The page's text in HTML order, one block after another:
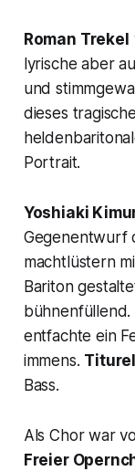
Roman Trekel
lyrische aber
und
dieses
Portrait.
Yoshiaki
Gegenentwurf
machtlüstern
Bariton
entfachte ein
immens. Titurel
Bass.
Als Chor war
Freier